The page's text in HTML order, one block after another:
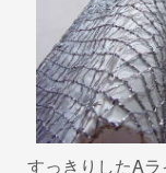
すっきりしたA